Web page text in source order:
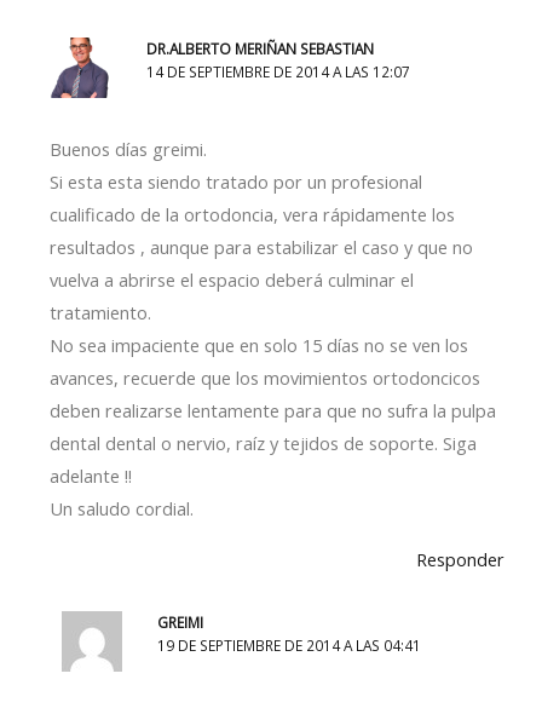
DR.ALBERTO MERIÑAN SEBASTIAN
14 DE SEPTIEMBRE DE 2014 A LAS 12:07
Buenos días greimi.
Si esta esta siendo tratado por un profesional
cualificado de la ortodoncia, vera rápidamente los
resultados , aunque para estabilizar el caso y que no
vuelva a abrirse el espacio deberá culminar el
tratamiento.
No sea impaciente que en solo 15 días no se ven los
avances, recuerde que los movimientos ortodoncicos
deben realizarse lentamente para que no sufra la pulpa
dental dental o nervio, raíz y tejidos de soporte. Siga
adelante !!
Un saludo cordial.
Responder
GREIMI
19 DE SEPTIEMBRE DE 2014 A LAS 04:41